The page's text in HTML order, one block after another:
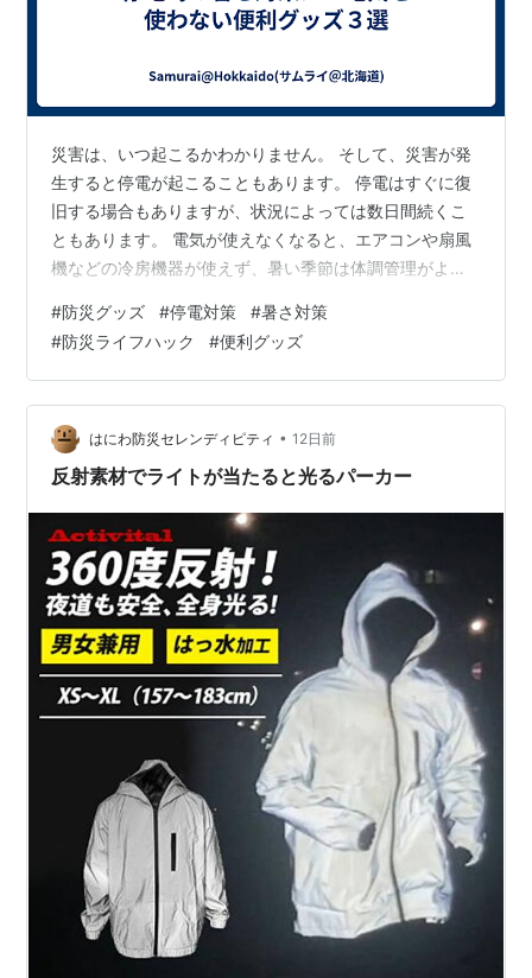
災害は、いつ起こるかわかりません。 そして、災害が発
生すると停電が起こることもあります。 停電はすぐに復
旧する場合もありますが、状況によっては数日間続くこ
ともあります。 電気が使えなくなると、エアコンや扇風
機などの冷房機器が使えず、暑い季節は体調管理がより
暑さ対策を準備しておくと安心です。 今回は、停電時は
もちろん、日常生活でも役立つ「電気を使わない暑さ対
策グッズ」を３つご紹介します。 ・扇子 電池も充電も不
要で、いつでもどこでも使えるのが扇子の魅力です。 う
ちわも電気を使わず涼をとれる便利なアイテムですが、
扇子は折りたたんでコンパクトに収納…
#防災グッズ #停電対策 #暑さ対策
#防災ライフハック #便利グッズ
はにわ防災セレンディピティ • 12日前
反射素材でライトが当たると光るパーカー